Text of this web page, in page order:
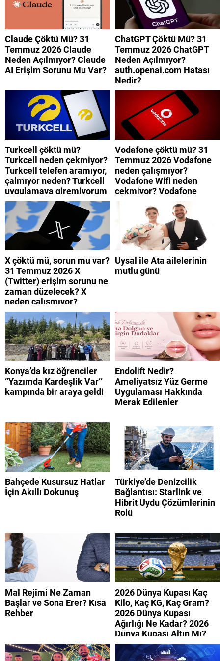
Claude Çöktü Mü? 31
Temmuz 2026 Claude
Neden Açılmıyor? Claude
AI Erişim Sorunu Mu Var?
ChatGPT Çöktü Mü? 31
Temmuz 2026 ChatGPT
Neden Açılmıyor?
auth.openai.com Hatası
Nedir?
Turkcell çöktü mü?
Turkcell neden çekmiyor?
Turkcell telefen aramıyor,
çalmıyor neden? Turkcell
uygulamaya giremiyorum
neden? Turkcell internet
neden yavaş?
Vodafone çöktü mü? 31
Temmuz 2026 Vodafone
neden çalışmıyor?
Vodafone Wifi neden
çekmiyor? Vodafone
mobil uygulamaya neden
giremiyorum?
X çöktü mü, sorun mu var?
31 Temmuz 2026 X
(Twitter) erişim sorunu ne
zaman düzelecek? X
neden çalışmıyor?
Uysal ile Ata ailelerinin
mutlu günü
Konya’da kız öğrenciler
“Yazımda Kardeşlik Var’’
kampında bir araya geldi
Endolift Nedir?
Ameliyatsız Yüz Germe
Uygulaması Hakkında
Merak Edilenler
Bahçede Kusursuz Hatlar
İçin Akıllı Dokunuş
Türkiye’de Denizcilik
Bağlantısı: Starlink ve
Hibrit Uydu Çözümlerinin
Rolü
Mal Rejimi Ne Zaman
Başlar ve Sona Erer? Kısa
Rehber
2026 Dünya Kupası Kaç
Kilo, Kaç KG, Kaç Gram?
2026 Dünya Kupası
Ağırlığı Ne Kadar? 2026
Dünya Kupası Altın Mı?